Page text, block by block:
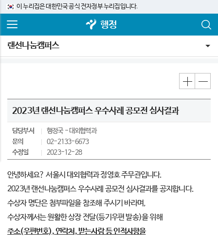
이 누리집은 대한민국 공식 전자정부 누리집입니다.
행정
랜선나눔캠퍼스
2023년 랜선나눔캠퍼스 우수사례 공모전 심사결과
담당부서 행정국
대외협력과
문의
02-2133-6673
수정일
2023-12-28
안녕하세요? 서울시 대외협력과 정영호 주무관입니다.
2023년 랜선나눔캠퍼스 우수사례 공모전 심사결과를 공지합니다.
수상자 명단은 첨부파일을 참조해 주시기 바라며,
수상자께서는 원활한 상장 전달(등기우편 발송)을 위해
주소(우편번호), 연락처, 받는사람 등 인적사항을